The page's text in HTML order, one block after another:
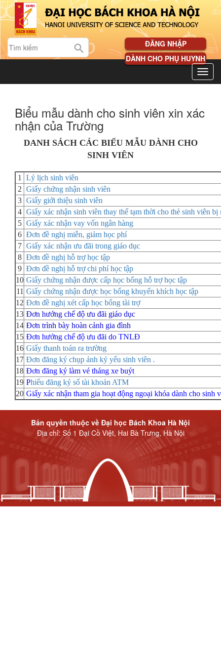
ĐĂNG NHẬP
DÀNH CHO PHỤ HUYNH
Biểu mẫu dành cho sinh viên xin xác
nhận của Trường
DANH SÁCH CÁC BIỂU MẪU DÀNH CHO
SINH VIÊN
1 Lý lịch sinh viên
2 Giấy chứng nhận sinh viên
3 Giấy giới thiệu sinh viên
4 Giấy xác nhận sinh viên thay thế tạm thời cho thẻ sinh viên bị
5 Giấy xác nhận vay vốn ngân hàng
6 Đơn đề nghị miễn, giảm học phí
7 Giấy xác nhận ưu đãi trong giáo dục
8 Đơn đề nghị hỗ trợ học tập
9 Đơn đề nghị hỗ trợ chi phí học tập
10 Giấy chứng nhận được cấp học bổng hỗ trợ học tập
11 Giấy chứng nhận được học bổng khuyến khích học tập
12 Đơn đề nghị xét cấp học bổng tài trợ
13 Đơn hưởng chế độ ưu đãi giáo dục
14 Đơn trình bày hoàn cảnh gia đình
15 Đơn hưởng chế độ ưu đãi do TNLĐ
16 Giấy thanh toán ra trường
17 Đơn đăng ký chụp ảnh kỷ yếu sinh viên .
18 Đơn đăng ký làm vé tháng xe buýt
19 Phiếu đăng ký số tài khoản ATM
20 Giấy xác nhận tham gia hoạt động ngoại khóa dành cho sinh
Bản quyền thuộc về Đại học Bách Khoa Hà Nội
Địa chỉ: Số 1 Đại Cồ Việt, Hai Bà Trưng, Hà Nội